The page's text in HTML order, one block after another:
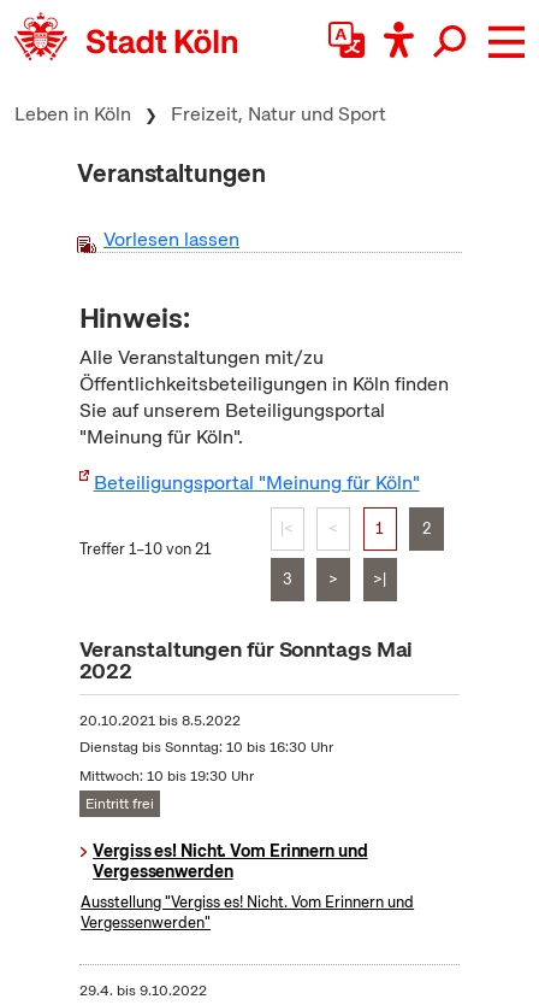
zum Inhalt springen
Leben in Köln Freizeit, Natur und Sport
Veranstaltungen
Vorlesen lassen
Hinweis:
Alle Veranstaltungen mit/zu
Öffentlichkeitsbeteiligungen in Köln finden
Sie auf unserem Beteiligungsportal
"Meinung für Köln".
Beteiligungsportal "Meinung für Köln"
Treffer 1–10 von 21
|< < 1 2
3 > >|
Veranstaltungen für Sonntags Mai
2022
20.10.2021bis8.5.2022
Dienstag bis Sonntag: 10 bis 16:30 Uhr
Mittwoch: 10 bis 19:30 Uhr
Eintritt frei
Vergiss es! Nicht. Vom Erinnern und
Vergessenwerden
Ausstellung "Vergiss es! Nicht. Vom Erinnern und
Vergessenwerden"
29.4. bis9.10.2022